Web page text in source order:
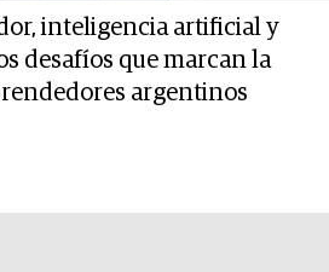
inteligencia artificial y
desafíos que marcan la
argentinos